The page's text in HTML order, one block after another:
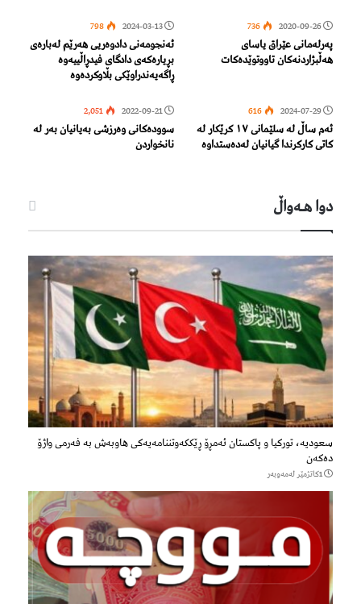
2020-09-26
736
پەرلەمانی عێراق یاسای
هەڵبژاردنەکان تاووتوێدەکات
2024-03-13
798
ئەنجومەنی دادوەریی هەرێم لەبارەی
بڕیارەکەی دادگای فیدڕاڵییەوە
ڕاگەیەندراوێکی بڵاوکردەوە
2024-07-29
616
ئەم ساڵ لە سلێمانى ١٧ کرێکار لە
کاتى کارکرندا گیانیان لەدەستداوە
2022-09-21
2,051
سوودەکانی وەرزشی بەیانیان بەر لە
نانخواردن
دوا هـه‌واڵ
سعودیە، تورکیا و پاکستان ئەمڕۆ ڕێککەوتننامەیەکی هاوبەش بە فەرمی واژۆ
دەکەن
1كاتژمێر لەمەوبەر